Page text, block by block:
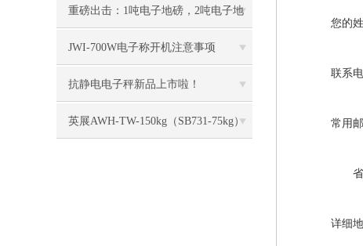
重磅出击：1吨电子地磅，2吨电子地
磅秤，3吨地磅低价狂甩
JWI-700W电子称开机注意事项
抗静电电子秤新品上市啦！
英展AWH-TW-150kg（SB731-75kg）
您的
联系
常用
详细